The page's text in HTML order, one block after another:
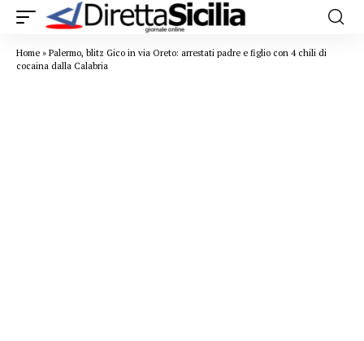
Home » Palermo, blitz Gico in via Oreto: arrestati padre e figlio con 4 chili di
cocaina dalla Calabria